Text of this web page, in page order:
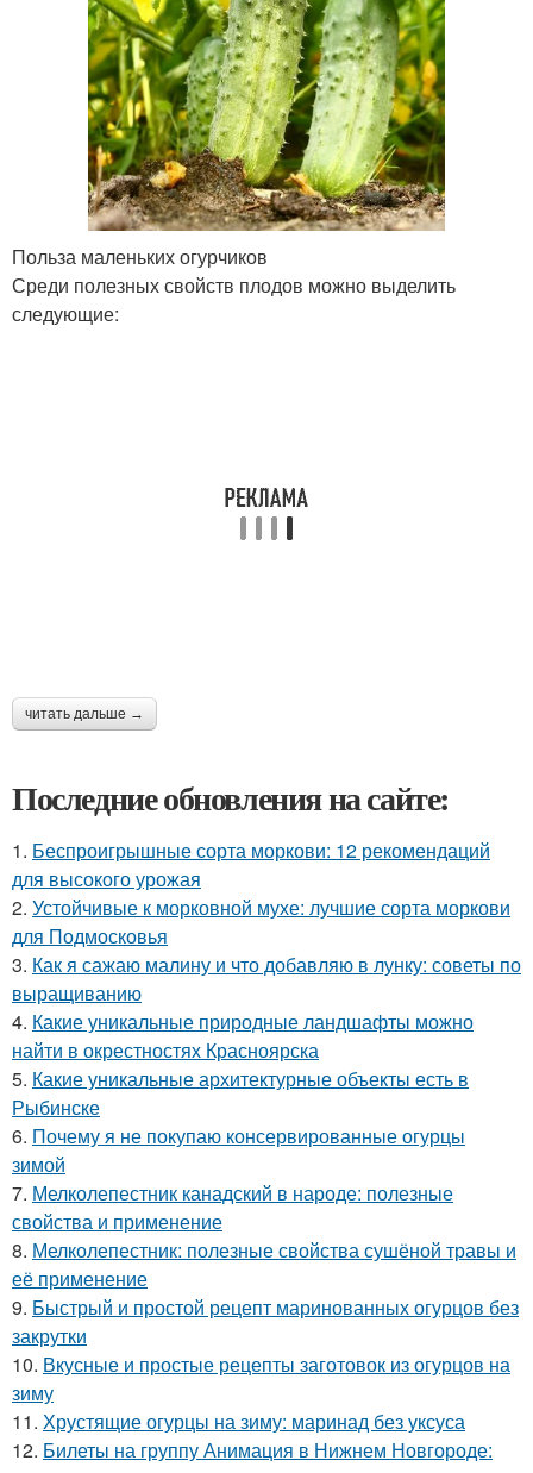
Польза маленьких огурчиков
Среди полезных свойств плодов можно выделить
следующие:
читать дальше →
Последние обновления на сайте:
1. Беспроигрышные сорта моркови: 12 рекомендаций
для высокого урожая
2. Устойчивые к морковной мухе: лучшие сорта моркови
для Подмосковья
3. Как я сажаю малину и что добавляю в лунку: советы по
выращиванию
4. Какие уникальные природные ландшафты можно
найти в окрестностях Красноярска
5. Какие уникальные архитектурные объекты есть в
Рыбинске
6. Почему я не покупаю консервированные огурцы
зимой
7. Мелколепестник канадский в народе: полезные
свойства и применение
8. Мелколепестник: полезные свойства сушёной травы и
её применение
9. Быстрый и простой рецепт маринованных огурцов без
закрутки
10. Вкусные и простые рецепты заготовок из огурцов на
зиму
11. Хрустящие огурцы на зиму: маринад без уксуса
12. Билеты на группу Анимация в Нижнем Новгороде: